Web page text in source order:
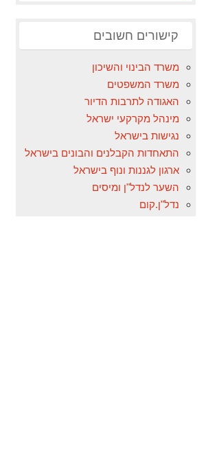
קישורים חשובים
משרד הבינוי והשיכון
משרד המשפטים
האגודה לתרבות הדיור
מינהל מקרקעי ישראל
נגישות בישראל
התאחדות הקבלנים והבונים בישראל
ארגון לגננות ונוף בישראל
השער לנדל"ן ומיסים
נדל"ן.קום